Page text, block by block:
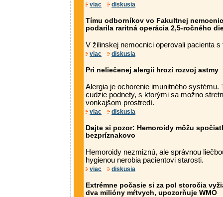
viac diskusia
Tímu odborníkov vo Fakultnej
podarila raritná operácia 2,5-ročného
V žilinskej nemocnici operovali pacienta
viac diskusia
Pri neliečenej alergii hrozí rozvoj astmy
Alergia je ochorenie imunitného systému.
cudzie podnety, s ktorými sa možno
vonkajšom prostredí.
viac diskusia
Dajte si pozor: Hemoroidy môžu
bezpríznakovo
Hemoroidy nezmiznú, ale správnou
hygienou nerobia pacientovi starosti.
viac diskusia
Extrémne počasie si za pol storočia
dva milióny mŕtvych, upozorňuje WMO